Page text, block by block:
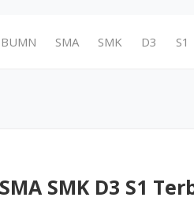
BUMN SMA SMK D3 S1
SMK D3 S1